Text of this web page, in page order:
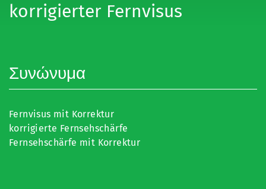
korrigierter Fernvisus
Συνώνυμα
Fernvisus mit Korrektur
korrigierte Fernsehschärfe
Fernsehschärfe mit Korrektur